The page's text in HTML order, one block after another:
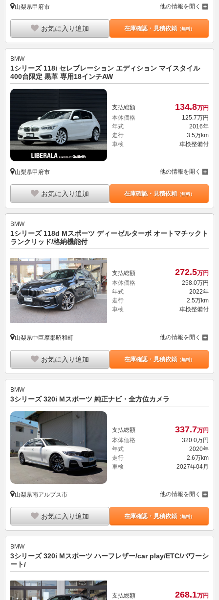
山梨県甲府市 他の情報を開く
お気に入り追加 在庫確認・見積依頼（無料）
BMW
1シリーズ 118i セレブレーション エディション マイスタイル
400台限定 黒革 専用18インチAW
支払総額 134.8万円
本体価格
125. 7万円
年式
2016年
走行
3.5万km
車検
車検整備付
山梨県甲府市 他の情報を開く
お気に入り追加 在庫確認・見積依頼（無料）
BMW
1シリーズ 118d Mスポーツ ディーゼルターボ オートマチックト
ランクリッド/格納機能付
支払総額 272.5万円
本体価格
258.0万円
年式
2022年
走行
2.5万km
車検
車検整備付
山梨県中巨摩郡昭和町 他の情報を開く
お気に入り追加 在庫確認・見積依頼（無料）
BMW
3シリーズ 320i Mスポーツ 純正ナビ・全方位カメラ
支払総額 337.7万円
本体価格
320. 0万円
年式
2020年
走行
2.6万km
車検
2027年04月
山梨県南アルプス市 他の情報を開く
お気に入り追加 在庫確認・見積依頼（無料）
BMW
3シリーズ 320i Mスポーツ ハーフレザー/car play/ETC/パワーシ
ート/
支払総額 268.1万円